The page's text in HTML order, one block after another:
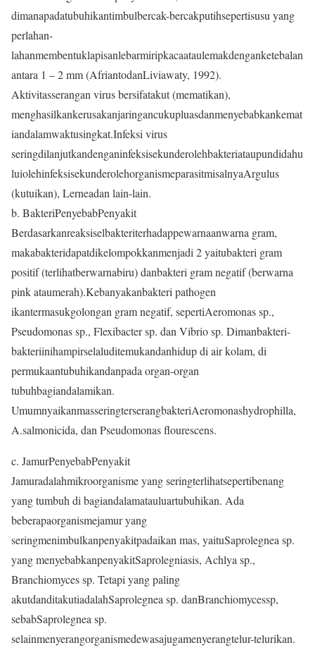
dimanapadatubuhikantimbulbercak-bercakputihsepertisusu yang
perlahan-
lahanmembentuklapisanlebarmiripkacaataulemakdenganketebalan
antara 1 – 2 mm (AfriantodanLiviawaty, 1992).
Aktivitasserangan virus bersifatakut (mematikan),
menghasilkankerusakanjaringancukupluasdanmenyebabkankemat
iandalamwaktusingkat.Infeksi virus
seringdilanjutkandenganinfeksisekunderolehbakteriataupundidahu
luiolehinfeksisekunderolehorganismeparasitmisalnyaArgulus
(kutuikan), Lerneadan lain-lain.
b. BakteriPenyebabPenyakit
Berdasarkanreaksiselbakteriterhadappewarnaanwarna gram,
makabakteridapatdikelompokkanmenjadi 2 yaitubakteri gram
positif (terlihatberwarnabiru) danbakteri gram negatif (berwarna
pink ataumerah).Kebanyakanbakteri pathogen
ikantermasukgolongan gram negatif, sepertiAeromonas sp.,
Pseudomonas sp., Flexibacter sp. dan Vibrio sp. Dimanbakteri-
bakteriinihampirselaluditemukandanhidup di air kolam, di
permukaantubuhikandanpada organ-organ
tubuhbagiandalamikan.
UmumnyaikanmasseringterserangbakteriAeromonashydrophilla,
A.salmonicida, dan Pseudomonas flourescens.
c. JamurPenyebabPenyakit
Jamuradalahmikroorganisme yang seringterlihatsepertibenang
yang tumbuh di bagiandalamatauluartubuhikan. Ada
beberapaorganismejamur yang
seringmenimbulkanpenyakitpadaikan mas, yaituSaprolegnea sp.
yang menyebabkanpenyakitSaprolegniasis, Achlya sp.,
Branchiomyces sp. Tetapi yang paling
akutdanditakutiadalahSaprolegnea sp. danBranchiomycessp,
sebabSaprolegnea sp.
selainmenyerangorganismedewasajugamenyerangtelur-telurikan.